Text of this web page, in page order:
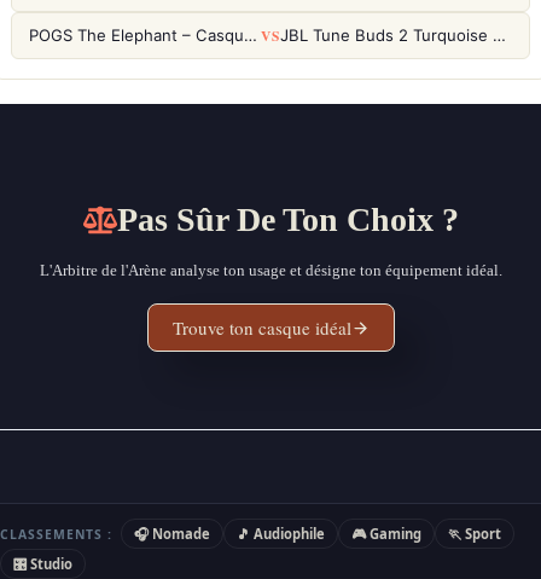
POGS The Elephant – Casque Filaire Enfants 85dB POGS-Safe™ (Éco-Responsable) VS JBL Tune Buds 2 Turquoise – Écouteurs True Wireless avec ANC et autonomie 48h
Pas Sûr De Ton Choix ?
L'Arbitre de l'Arène analyse ton usage et désigne ton équipement idéal.
Trouve ton casque idéal
CLASSEMENTS : 🎧 Nomade 🎵 Audiophile 🎮 Gaming
🏃 Sport
🎛 Studio